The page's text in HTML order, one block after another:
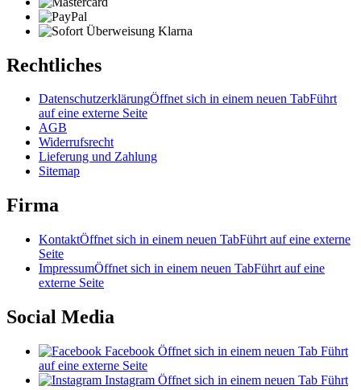
Rechtliches
DatenschutzerklärungÖffnet sich in einem neuen TabFührt
auf eine externe Seite
AGB
Widerrufsrecht
Lieferung und Zahlung
Sitemap
Firma
KontaktÖffnet sich in einem neuen TabFührt auf eine externe
Seite
ImpressumÖffnet sich in einem neuen TabFührt auf eine
externe Seite
Social Media
Facebook Öffnet sich in einem neuen Tab Führt
auf eine externe Seite
Instagram Öffnet sich in einem neuen Tab Führt